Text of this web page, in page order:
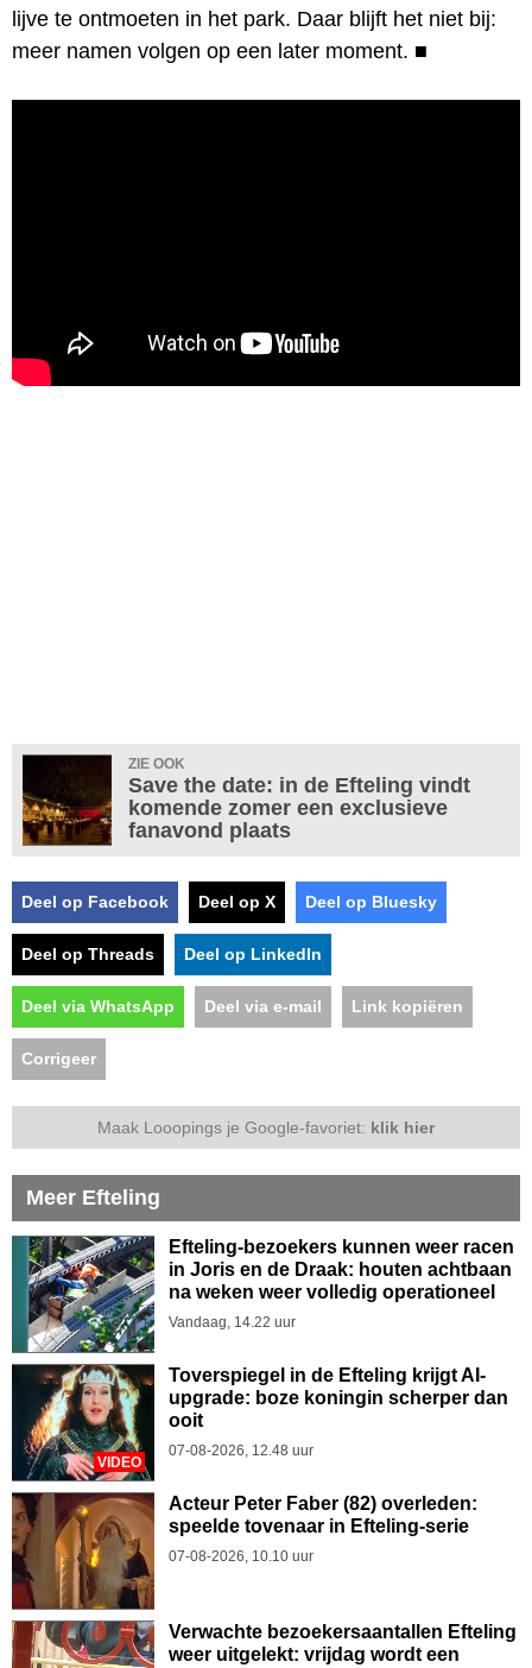
lijve te ontmoeten in het park. Daar blijft het niet bij:
meer namen volgen op een later moment. ■
ZIE OOK
Save the date: in de Efteling vindt
komende zomer een exclusieve
fanavond plaats
Deel op Facebook Deel op X Deel op Bluesky
Deel op Threads Deel op LinkedIn
Deel via WhatsApp Deel via e-mail Link kopiëren
Corrigeer
Maak Looopings je Google-favoriet: klik hier
Meer Efteling
Efteling-bezoekers kunnen weer racen
in Joris en de Draak: houten achtbaan
na weken weer volledig operationeel
Vandaag, 14.22 uur
VIDEO
Toverspiegel in de Efteling krijgt AI-
upgrade: boze koningin scherper dan
ooit
07-08-2026, 12.48 uur
Acteur Peter Faber (82) overleden:
speelde tovenaar in Efteling-serie
07-08-2026, 10.10 uur
Verwachte bezoekersaantallen Efteling
weer uitgelekt: vrijdag wordt een